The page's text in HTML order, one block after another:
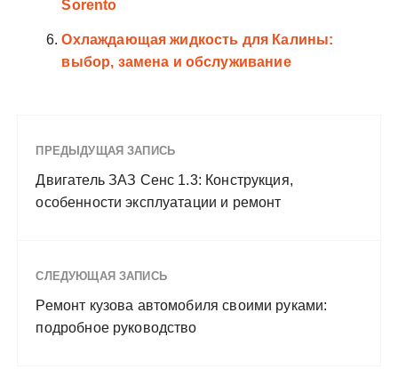
Sorento
Охлаждающая жидкость для Калины:
выбор, замена и обслуживание
ПРЕДЫДУЩАЯ ЗАПИСЬ
Двигатель ЗАЗ Сенс 1.3: Конструкция,
особенности эксплуатации и ремонт
СЛЕДУЮЩАЯ ЗАПИСЬ
Ремонт кузова автомобиля своими руками:
подробное руководство